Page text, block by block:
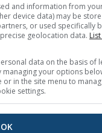
and information from
device data) may be
or used specifically
geolocation data.
data on the basis of
your options
in the site menu to
settings.
OK